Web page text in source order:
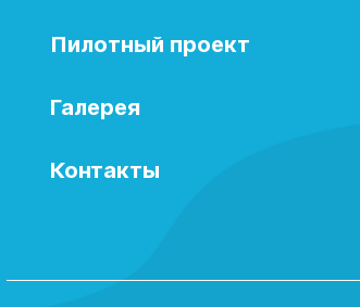
Пилотный проект
Галерея
Контакты